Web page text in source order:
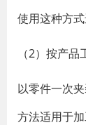
使用这种方式
（2）按产
以零件一次
方法适用于